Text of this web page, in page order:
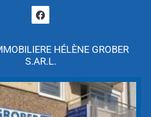
HÉLÈNE GROBER
S.AR.L.